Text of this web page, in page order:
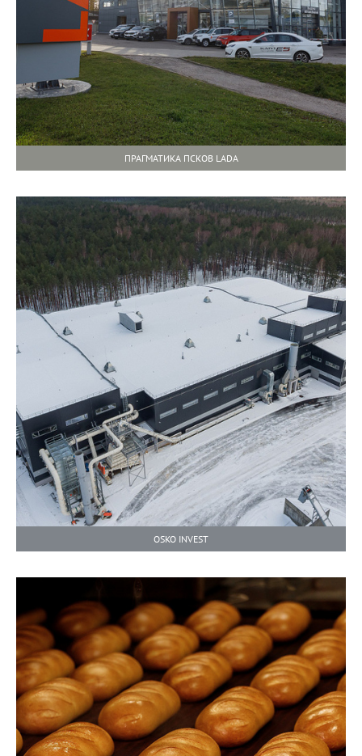
ПРАГМАТИКА ПСКОВ LADA
OSKO INVEST